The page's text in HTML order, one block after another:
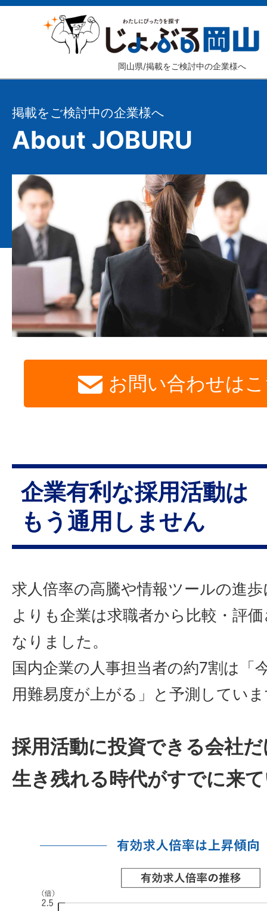
岡山県/掲載をご検討中の企業様へ
掲載をご検討中の企業様へ
About JOBURU
お問い合わせは
企業有利な採用活動は
もう通用しません
求人倍率の高騰や情報ツールの進
よりも企業は求職者から比較・評
なりました。
国内企業の人事担当者の約7割は「
用難易度が上がる」と予測してい
採用活動に投資できる会社
生き残れる時代がすでに来